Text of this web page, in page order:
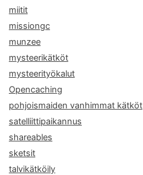
miitit
missiongc
munzee
mysteerikätköt
mysteerityökalut
Opencaching
pohjoismaiden vanhimmat kätköt
satelliittipaikannus
shareables
sketsit
talvikätköily